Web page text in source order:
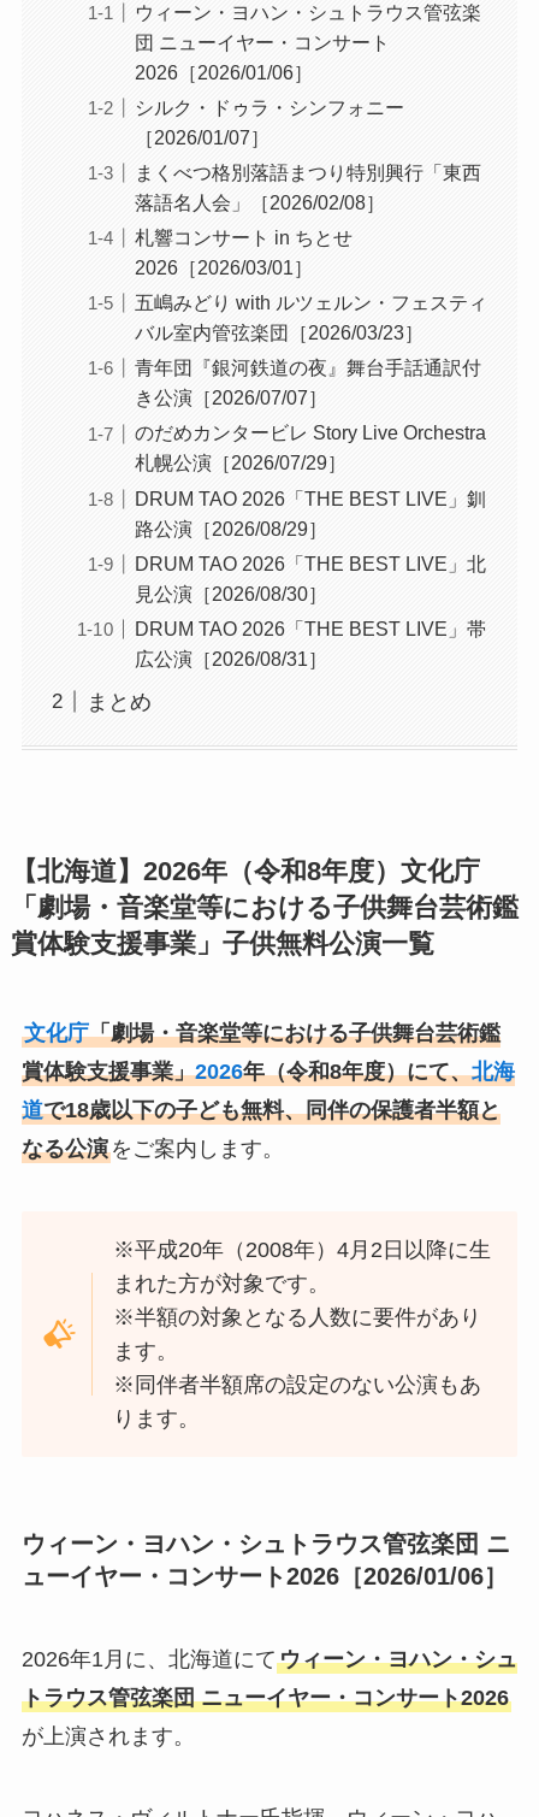
ウィーン・ヨハン・シュトラウス管弦楽
団 ニューイヤー・コンサート
2026［2026/01/06］
シルク・ドゥラ・シンフォニー
［2026/01/07］
まくべつ格別落語まつり特別興行「東西
落語名人会」［2026/02/08］
札響コンサート in ちとせ
2026［2026/03/01］
五嶋みどり with ルツェルン・フェスティ
バル室内管弦楽団［2026/03/23］
青年団『銀河鉄道の夜』舞台手話通訳付
き公演［2026/07/07］
のだめカンタービレ Story Live Orchestra
札幌公演［2026/07/29］
DRUM TAO 2026「THE BEST LIVE」釧
路公演［2026/08/29］
DRUM TAO 2026「THE BEST LIVE」北
見公演［2026/08/30］
DRUM TAO 2026「THE BEST LIVE」帯
広公演［2026/08/31］
まとめ
【北海道】2026年（令和8年度）文化庁
「劇場・音楽堂等における子供舞台芸術鑑
賞体験支援事業」子供無料公演一覧
文化庁「劇場・音楽堂等における子供舞台芸術鑑
賞体験支援事業」2026年（令和8年度）にて、北海
道で18歳以下の子ども無料、同伴の保護者半額と
なる公演をご案内します。
※平成20年（2008年）4月2日以降に生
まれた方が対象です。
※半額の対象となる人数に要件があり
ます。
※同伴者半額席の設定のない公演もあ
ります。
ウィーン・ヨハン・シュトラウス管弦楽団 ニ
ューイヤー・コンサート2026［2026/01/06］
2026年1月に、北海道にてウィーン・ヨハン・シュ
トラウス管弦楽団 ニューイヤー・コンサート2026
が上演されます。